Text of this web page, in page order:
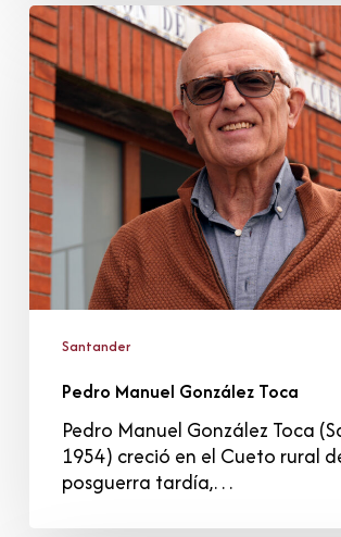
Pedro
Manuel
González
Toca
Santander
Pedro Manuel González Toca
Pedro Manuel González Toca
1954) creció en el Cueto rural
posguerra tardía,…